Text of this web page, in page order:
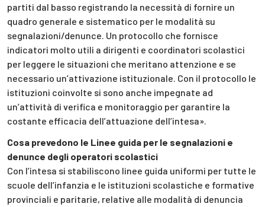
partiti dal basso registrando la necessità di fornire un
quadro generale e sistematico per le modalità su
segnalazioni/denunce. Un protocollo che fornisce
indicatori molto utili a dirigenti e coordinatori scolastici
per leggere le situazioni che meritano attenzione e se
necessario un’attivazione istituzionale. Con il protocollo le
istituzioni coinvolte si sono anche impegnate ad
un’attività di verifica e monitoraggio per garantire la
costante efficacia dell’attuazione dell’intesa».
Cosa prevedono le Linee guida per le segnalazioni e
denunce degli operatori scolastici
Con l’intesa si stabiliscono linee guida uniformi per tutte le
scuole dell’infanzia e le istituzioni scolastiche e formative
provinciali e paritarie, relative alle modalità di denuncia